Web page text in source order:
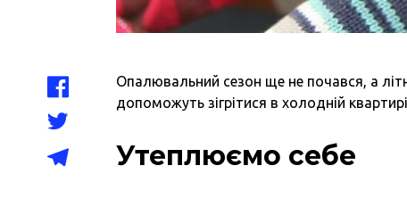
Опалювальний сезон ще не почався, а
допоможуть зігрітися в холодній
Утеплюємо себе